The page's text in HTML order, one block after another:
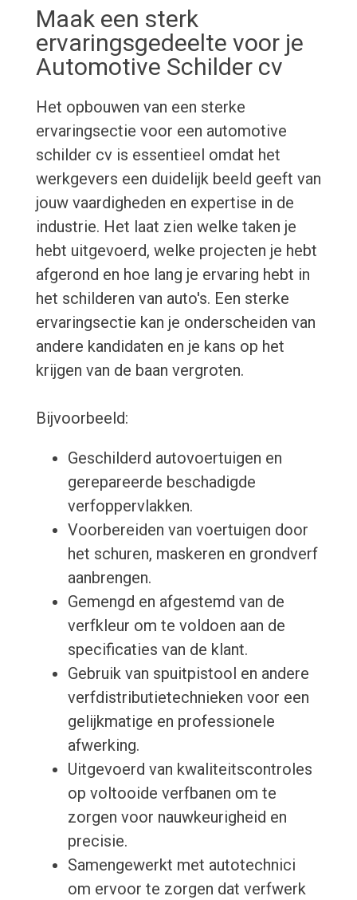
Maak een sterk
ervaringsgedeelte voor je
Automotive Schilder cv
Het opbouwen van een sterke
ervaringsectie voor een automotive
schilder cv is essentieel omdat het
werkgevers een duidelijk beeld geeft van
jouw vaardigheden en expertise in de
industrie. Het laat zien welke taken je
hebt uitgevoerd, welke projecten je hebt
afgerond en hoe lang je ervaring hebt in
het schilderen van auto's. Een sterke
ervaringsectie kan je onderscheiden van
andere kandidaten en je kans op het
krijgen van de baan vergroten.
Bijvoorbeeld:
Geschilderd autovoertuigen en
gerepareerde beschadigde
verfoppervlakken.
Voorbereiden van voertuigen door
het schuren, maskeren en grondverf
aanbrengen.
Gemengd en afgestemd van de
verfkleur om te voldoen aan de
specificaties van de klant.
Gebruik van spuitpistool en andere
verfdistributietechnieken voor een
gelijkmatige en professionele
afwerking.
Uitgevoerd van kwaliteitscontroles
op voltooide verfbanen om te
zorgen voor nauwkeurigheid en
precisie.
Samengewerkt met autotechnici
om ervoor te zorgen dat verfwerk